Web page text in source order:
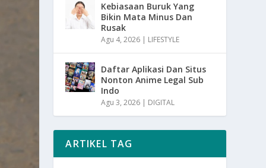
Kebiasaan Buruk Yang
Bikin Mata Minus Dan
Rusak
Agu 4, 2026 | LIFESTYLE
Daftar Aplikasi Dan Situs
Nonton Anime Legal Sub
Indo
Agu 3, 2026 | DIGITAL
ARTIKEL TAG